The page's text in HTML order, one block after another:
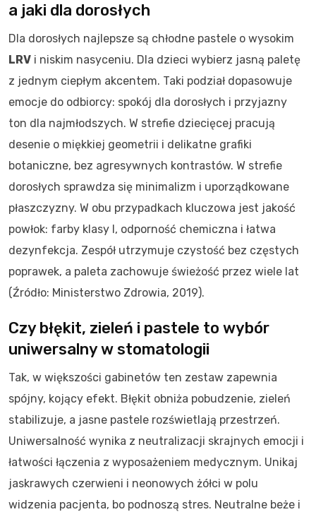
a jaki dla dorosłych
Dla dorosłych najlepsze są chłodne pastele o wysokim
LRV i niskim nasyceniu. Dla dzieci wybierz jasną paletę
z jednym ciepłym akcentem. Taki podział dopasowuje
emocje do odbiorcy: spokój dla dorosłych i przyjazny
ton dla najmłodszych. W strefie dziecięcej pracują
desenie o miękkiej geometrii i delikatne grafiki
botaniczne, bez agresywnych kontrastów. W strefie
dorosłych sprawdza się minimalizm i uporządkowane
płaszczyzny. W obu przypadkach kluczowa jest jakość
powłok: farby klasy I, odporność chemiczna i łatwa
dezynfekcja. Zespół utrzymuje czystość bez częstych
poprawek, a paleta zachowuje świeżość przez wiele lat
(Źródło: Ministerstwo Zdrowia, 2019).
Czy błękit, zieleń i pastele to wybór
uniwersalny w stomatologii
Tak, w większości gabinetów ten zestaw zapewnia
spójny, kojący efekt. Błękit obniża pobudzenie, zieleń
stabilizuje, a jasne pastele rozświetlają przestrzeń.
Uniwersalność wynika z neutralizacji skrajnych emocji i
łatwości łączenia z wyposażeniem medycznym. Unikaj
jaskrawych czerwieni i neonowych żółci w polu
widzenia pacjenta, bo podnoszą stres. Neutralne beże i